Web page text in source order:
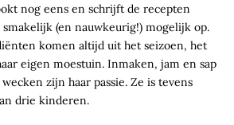
nog eens en schrijft de recepten
smakelijk (en nauwkeurig!) mogelijk op.
komen altijd uit het seizoen, het
eigen moestuin. Inmaken, jam en sap
zijn haar passie. Ze is tevens
drie kinderen.